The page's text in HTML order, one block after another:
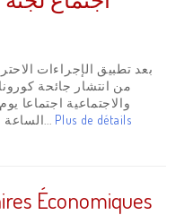
من انتشار جائحة
Plus de détails
Économiques